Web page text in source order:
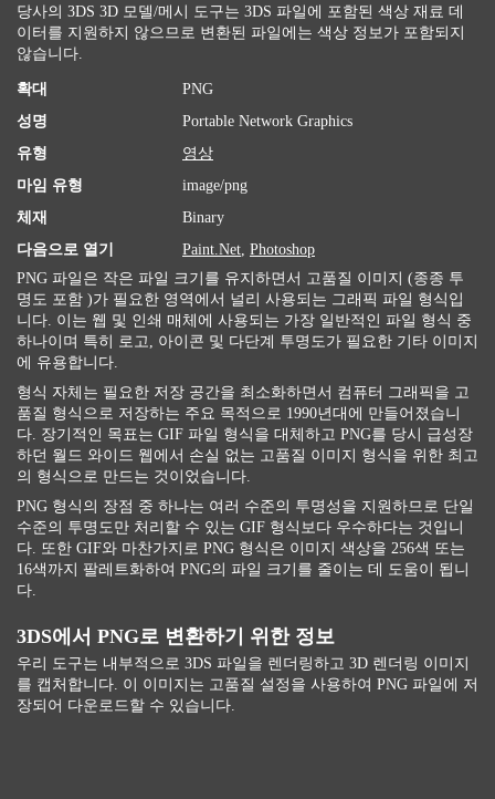
당사의 3DS 3D 모델/메시 도구는 3DS 파일에 포함된 색상 재료 데
이터를 지원하지 않으므로 변환된 파일에는 색상 정보가 포함되지
않습니다.
확대
PNG
성명
Portable Network Graphics
유형
영상
마임 유형
image/png
체재
Binary
다음으로 열기
Paint.Net, Photoshop
PNG 파일은 작은 파일 크기를 유지하면서 고품질 이미지 (종종 투
명도 포함 )가 필요한 영역에서 널리 사용되는 그래픽 파일 형식입
니다. 이는 웹 및 인쇄 매체에 사용되는 가장 일반적인 파일 형식 중
하나이며 특히 로고, 아이콘 및 다단계 투명도가 필요한 기타 이미지
에 유용합니다.
형식 자체는 필요한 저장 공간을 최소화하면서 컴퓨터 그래픽을 고
품질 형식으로 저장하는 주요 목적으로 1990년대에 만들어졌습니
다. 장기적인 목표는 GIF 파일 형식을 대체하고 PNG를 당시 급성장
하던 월드 와이드 웹에서 손실 없는 고품질 이미지 형식을 위한 최고
의 형식으로 만드는 것이었습니다.
PNG 형식의 장점 중 하나는 여러 수준의 투명성을 지원하므로 단일
수준의 투명도만 처리할 수 있는 GIF 형식보다 우수하다는 것입니
다. 또한 GIF와 마찬가지로 PNG 형식은 이미지 색상을 256색 또는
16색까지 팔레트화하여 PNG의 파일 크기를 줄이는 데 도움이 됩니
다.
3DS에서 PNG로 변환하기 위한 정보
우리 도구는 내부적으로 3DS 파일을 렌더링하고 3D 렌더링 이미지
를 캡처합니다. 이 이미지는 고품질 설정을 사용하여 PNG 파일에 저
장되어 다운로드할 수 있습니다.